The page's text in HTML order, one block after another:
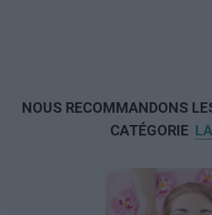
NOUS RECOMMANDONS
CATÉGORIE